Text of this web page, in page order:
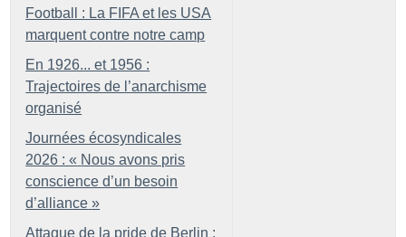
Football : La FIFA et les USA
marquent contre notre camp
En 1926... et 1956 :
Trajectoires de l’anarchisme
organisé
Journées écosyndicales
2026 : « Nous avons pris
conscience d’un besoin
d’alliance »
Attaque de la pride de Berlin :